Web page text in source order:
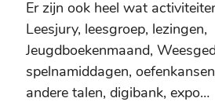
Er zijn ook heel wat
Leesjury, leesgroep, lezingen,
Jeugdboekenmaand,
spelnamiddagen,
andere talen, digibank, expo…